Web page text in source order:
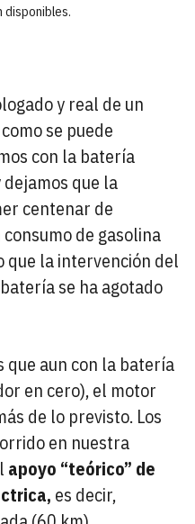
disponibles.
y real de un
se puede
con la batería
que la
centenar de
de gasolina
que la intervención del
se ha agotado
que aun con la batería
en cero), el motor
de lo previsto. Los
en nuestra
apoyo “teórico” de
es decir,